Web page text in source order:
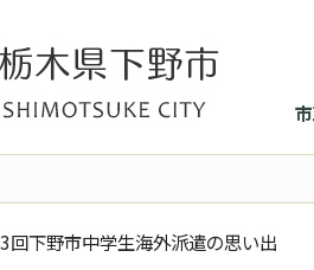
回下野市中学生海外派遣の思い出